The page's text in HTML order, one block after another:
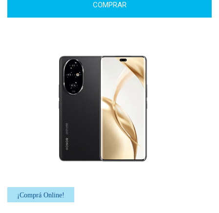
COMPRAR
¡Comprá Online!